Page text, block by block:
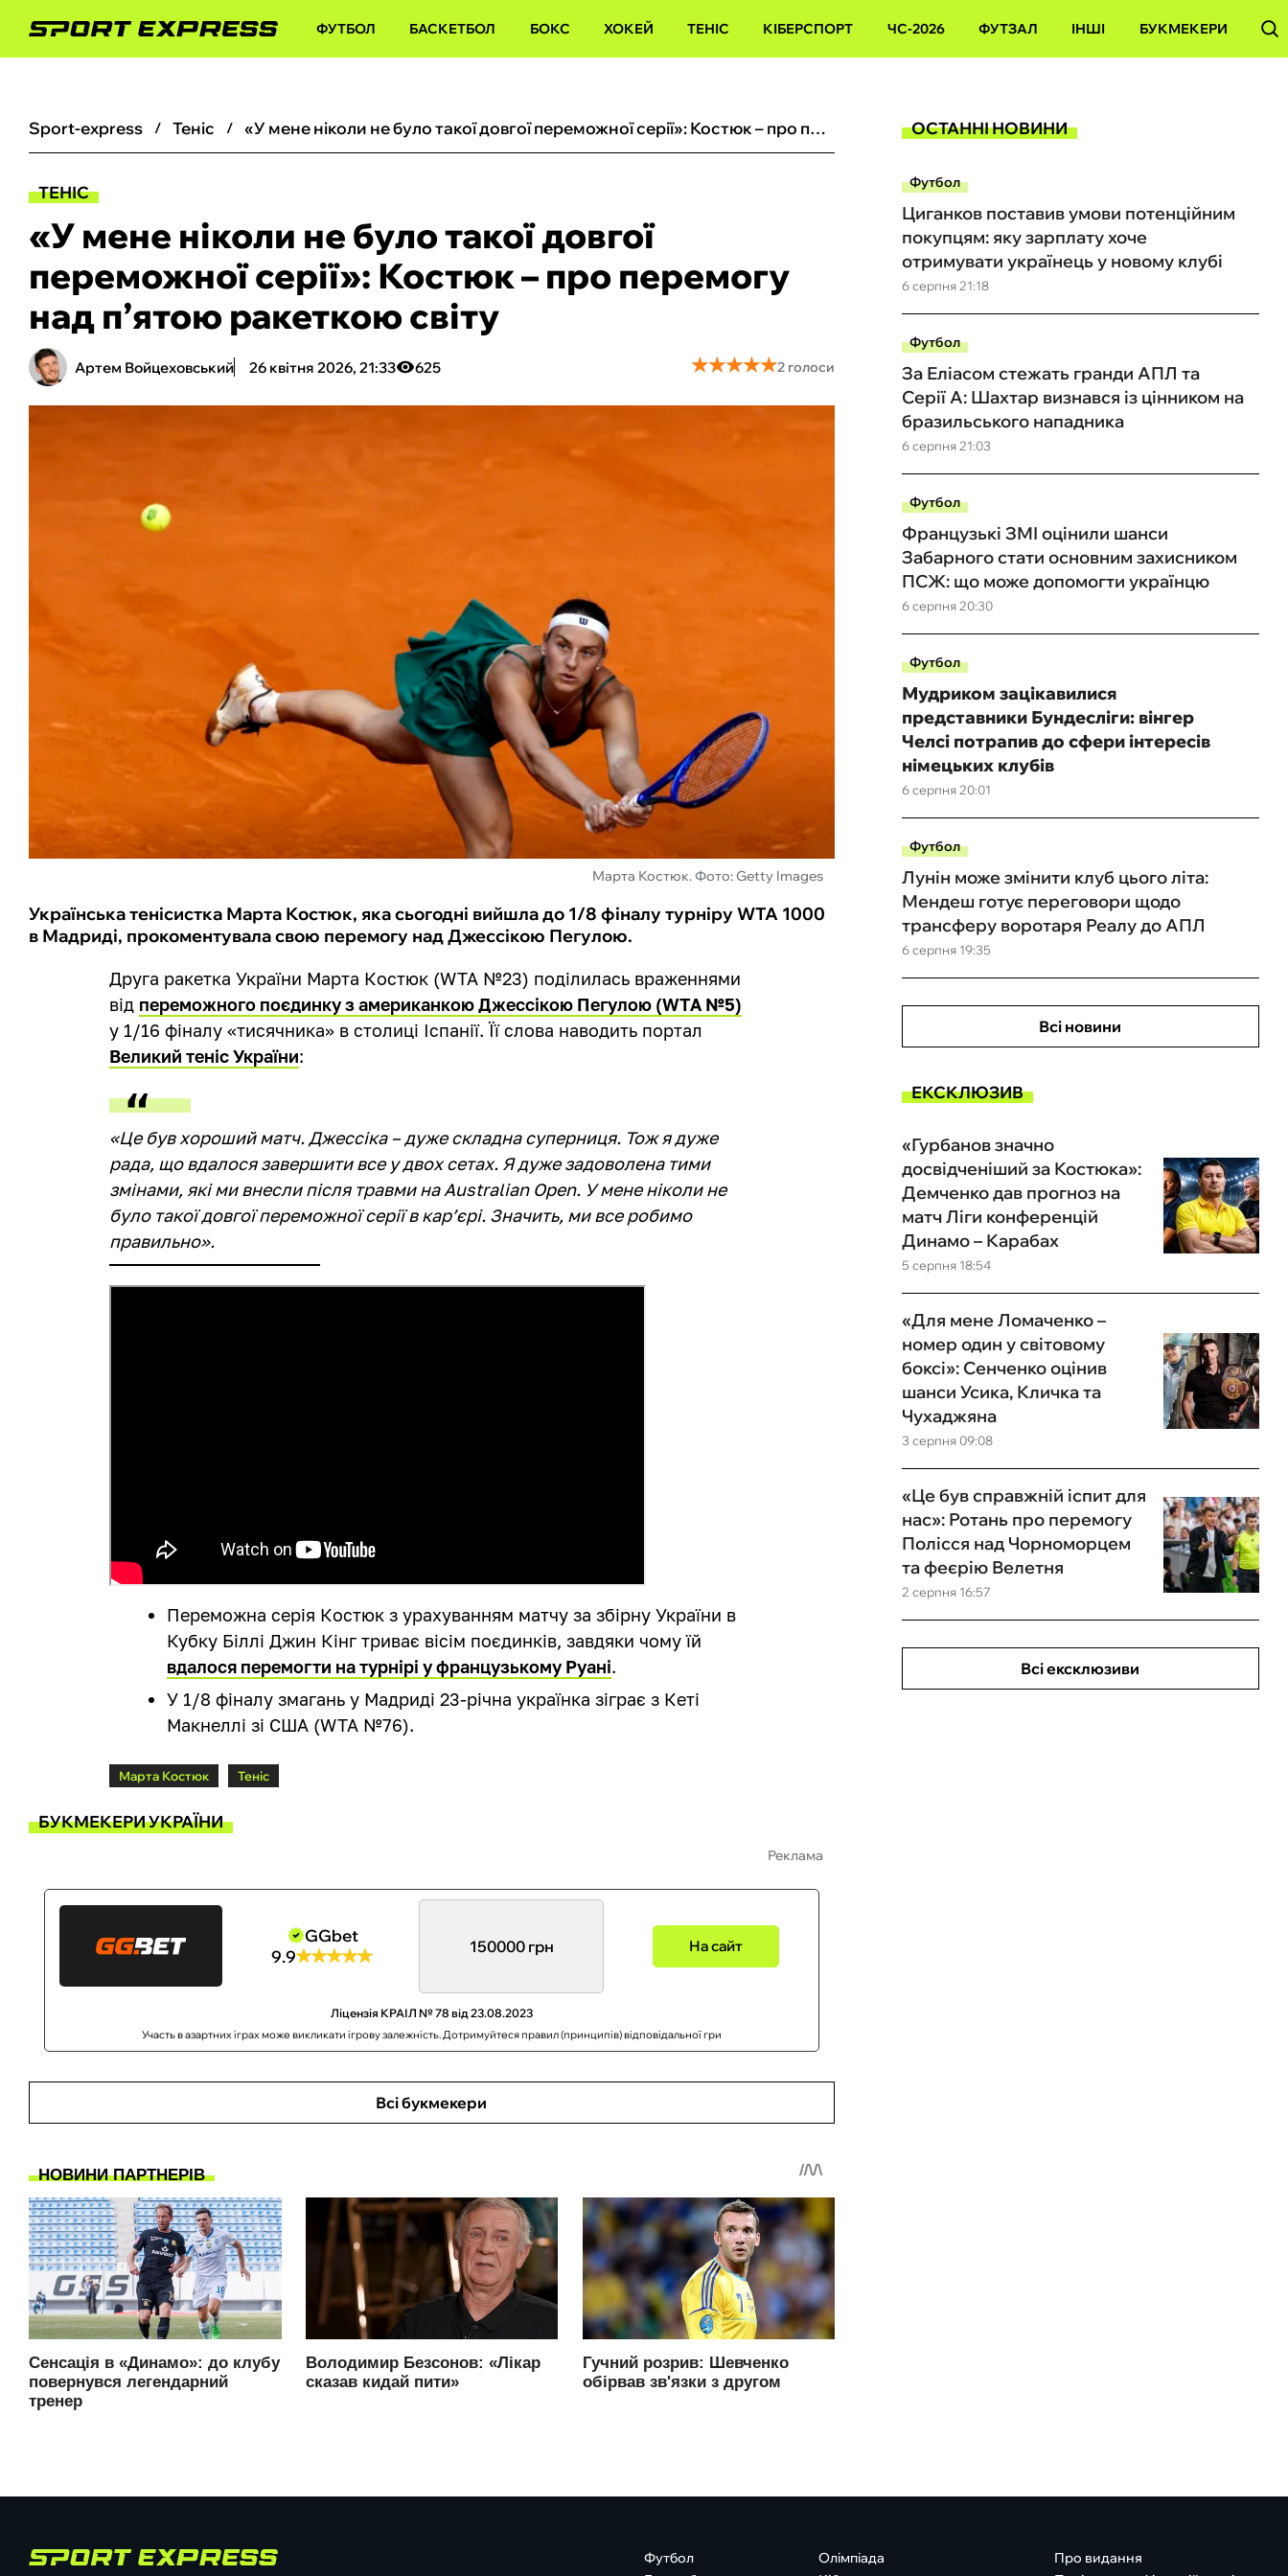
ФУТБОЛ БАСКЕТБОЛ БОКС ХОКЕЙ ТЕНІС КІБЕРСПОРТ ЧС-2026 ФУТЗАЛ ІНШІ БУКМЕКЕРИ
sport-express теніс «У мене ніколи не було такої довгої переможної серії»: Костюк – про перемогу над п’ятою ракеткою світу
ТЕНІС
«У мене ніколи не було такої довгої
переможної серії»: Костюк – про перемогу
над п’ятою ракеткою світу
Артем Войцеховський 26 квітня 2026, 21:33 625 ★★★★★
★★★★★2 голоси
Марта Костюк. Фото: Getty Images
Українська тенісистка Марта Костюк, яка сьогодні вийшла до 1/8 фіналу турніру WTA 1000
в Мадриді, прокоментувала свою перемогу над Джессікою Пегулою.
Друга ракетка України Марта Костюк (WTA №23) поділилась враженнями
від переможного поєдинку з американкою Джессікою Пегулою (WTA №5)
у 1/16 фіналу «тисячника» в столиці Іспанії. Її слова наводить портал
Великий теніс України:
«Це був хороший матч. Джессіка – дуже складна суперниця. Тож я дуже
рада, що вдалося завершити все у двох сетах. Я дуже задоволена тими
змінами, які ми внесли після травми на Australian Open. У мене ніколи не
було такої довгої переможної серії в кар’єрі. Значить, ми все робимо
правильно».
Переможна серія Костюк з урахуванням матчу за збірну України в
Кубку Біллі Джин Кінг триває вісім поєдинків, завдяки чому їй
вдалося перемогти на турнірі у французькому Руані.
У 1/8 фіналу змагань у Мадриді 23-річна українка зіграє з Кеті
Макнеллі зі США (WTA №76).
Марта Костюк Теніс
БУКМЕКЕРИ УКРАЇНИ
Реклама
GGbet
9.9
150000 грн На сайт
Ліцензія КРАІЛ № 78 від 23.08.2023
Участь в азартних іграх може викликати ігрову залежність. Дотримуйтеся правил (принципів) відповідальної гри
Всі букмекери
ОСТАННІ НОВИНИ
Футбол
6 серпня 21:18
Циганков поставив умови потенційним
покупцям: яку зарплату хоче
отримувати українець у новому клубі
Футбол
6 серпня 21:03
За Еліасом стежать гранди АПЛ та
Серії А: Шахтар визнався із цінником на
бразильського нападника
Футбол
6 серпня 20:30
Французькі ЗМІ оцінили шанси
Забарного стати основним захисником
ПСЖ: що може допомогти українцю
Футбол
6 серпня 20:01
Мудриком зацікавилися
представники Бундесліги: вінгер
Челсі потрапив до сфери інтересів
німецьких клубів
Футбол
6 серпня 19:35
Лунін може змінити клуб цього літа:
Мендеш готує переговори щодо
трансферу воротаря Реалу до АПЛ
Всі новини
ЕКСКЛЮЗИВ
5 серпня 18:54
«Гурбанов значно
досвідченіший за Костюка»:
Демченко дав прогноз на
матч Ліги конференцій
Динамо – Карабах
3 серпня 09:08
«Для мене Ломаченко –
номер один у світовому
боксі»: Сенченко оцінив
шанси Усика, Кличка та
Чухаджяна
2 серпня 16:57
«Це був справжній іспит для
нас»: Ротань про перемогу
Полісся над Чорноморцем
та феєрію Велетня
Всі ексклюзиви
Футбол
Олімпіада
Про видання